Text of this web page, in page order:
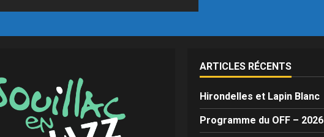
ARTICLES RÉCENTS
Hirondelles et Lapin Blanc
Programme du OFF – 2026